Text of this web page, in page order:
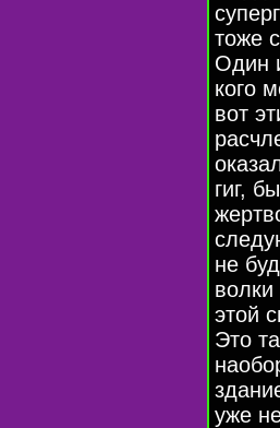
тоже
Один
кого
вот
гиг,
не
волки
этой
Это
уже